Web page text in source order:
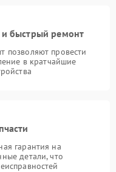
и быстрый ремонт
позволяют провести
в кратчайшие
гарантия на
детали, что